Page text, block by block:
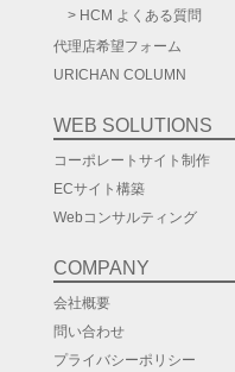
HCM よくある質問
代理店希望フォーム
URICHAN COLUMN
WEB SOLUTIONS
コーポレートサイト制作
ECサイト構築
Webコンサルティング
COMPANY
会社概要
問い合わせ
プライバシーポリシー